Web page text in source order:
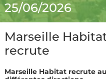
25/06/2026
Marseille
recrute
Marseille Habitat recrute